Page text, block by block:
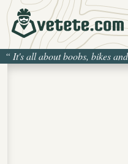
“ It's all about boobs, bikes